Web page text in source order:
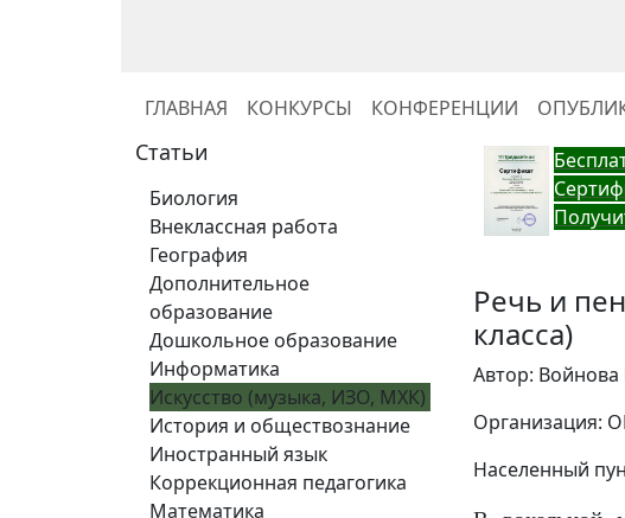
ГЛАВНАЯ КОНКУРСЫ КОНФЕРЕНЦИИ
Статьи
Биология
Внеклассная работа
География
Дополнительное
образование
Дошкольное образование
Информатика
Искусство (музыка, ИЗО, МХК)
История и обществознание
Иностранный язык
Коррекционная педагогика
Математика
Бес
Речь и
класса)
Автор:
Организация:
Населенный